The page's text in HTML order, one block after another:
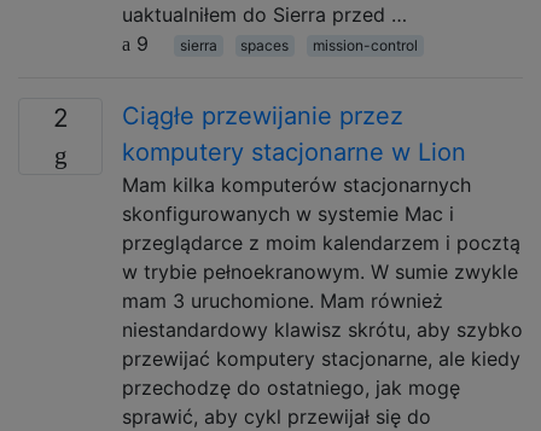
uaktualniłem do Sierra przed …
9
sierra spaces mission-control
2
Ciągłe przewijanie przez
komputery stacjonarne w Lion
Mam kilka komputerów stacjonarnych
skonfigurowanych w systemie Mac i
przeglądarce z moim kalendarzem i pocztą
w trybie pełnoekranowym. W sumie zwykle
mam 3 uruchomione. Mam również
niestandardowy klawisz skrótu, aby szybko
przewijać komputery stacjonarne, ale kiedy
przechodzę do ostatniego, jak mogę
sprawić, aby cykl przewijał się do